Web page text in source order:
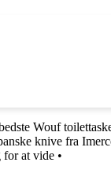
Wouf
knive fra
for at vide •